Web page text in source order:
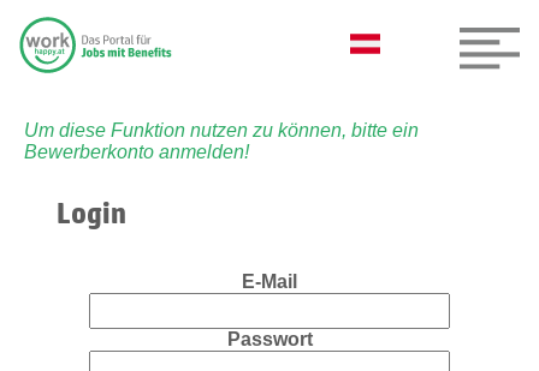
Um diese Funktion nutzen zu können, bitte ein
Bewerberkonto anmelden!
Login
E-Mail
Passwort